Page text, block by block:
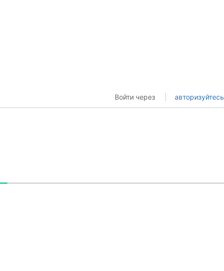
Войти через авторизуйтесь